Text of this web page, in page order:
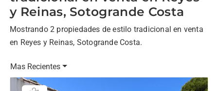
y Reinas, Sotogrande Costa
Mostrando 2 propiedades de estilo tradicional en venta
en Reyes y Reinas, Sotogrande Costa.
Mas Recientes